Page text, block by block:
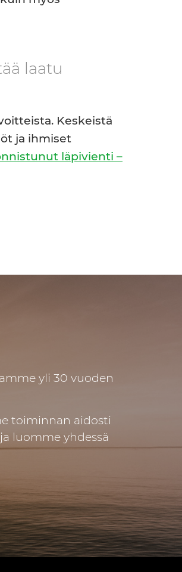
laatu
Keskeistä
ja ihmiset
läpivienti –
yli 30 vuoden
toiminnan aidosti
luomme yhdessä